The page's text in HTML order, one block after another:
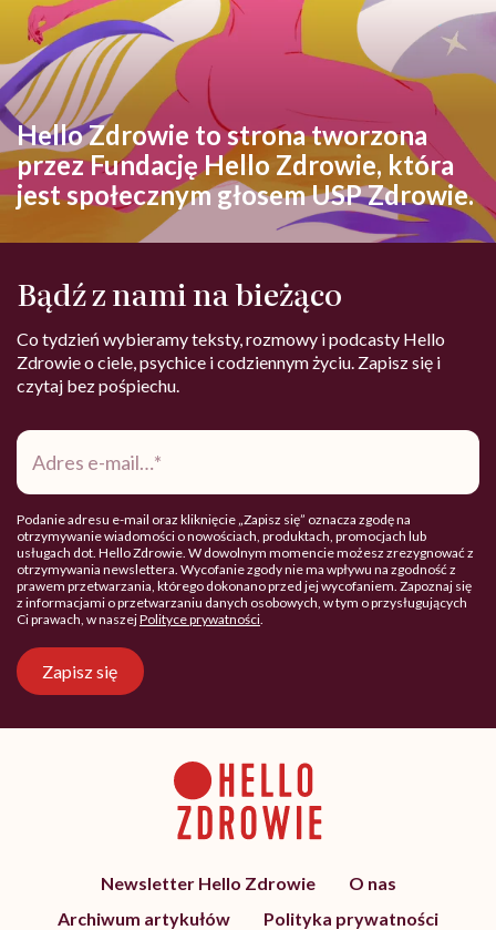
Hello Zdrowie to strona tworzona
przez Fundację Hello Zdrowie, która
jest społecznym głosem USP Zdrowie.
Bądź z nami na bieżąco
Co tydzień wybieramy teksty, rozmowy i podcasty Hello
Zdrowie o ciele, psychice i codziennym życiu. Zapisz się i
czytaj bez pośpiechu.
Adres
mail*
Podanie adresu e-mail oraz kliknięcie „Zapisz się” oznacza zgodę na
otrzymywanie wiadomości o nowościach, produktach, promocjach lub
usługach dot. Hello Zdrowie. W dowolnym momencie możesz zrezygnować z
otrzymywania newslettera. Wycofanie zgody nie ma wpływu na zgodność z
prawem przetwarzania, którego dokonano przed jej wycofaniem. Zapoznaj się
z informacjami o przetwarzaniu danych osobowych, w tym o przysługujących
Ci prawach, w naszejPolityce prywatności.
Zapisz się
Newsletter Hello Zdrowie
O nas
Archiwum artykułów
Polityka prywatności